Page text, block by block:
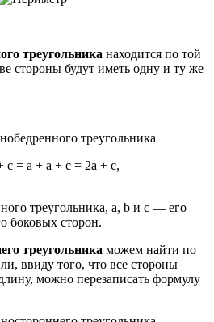
треугольника находится по той
стороны будут иметь одну и ту же
c = a + a + c = 2a + c,
треугольника, a, b и с — его
боковых сторон.
треугольника можем найти по
ввиду того, что все стороны
можно перезаписать формулу